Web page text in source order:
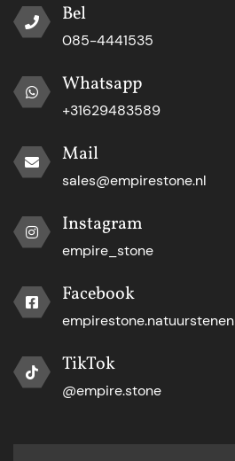
Bel
085-4441535
Whatsapp
+31629483589
Mail
sales@empirestone.nl
Instagram
empire_stone
Facebook
empirestone.natuurstenen
TikTok
@empire.stone